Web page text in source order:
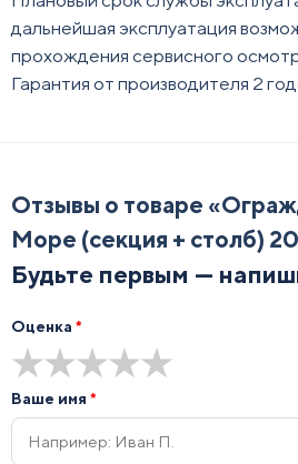
дальнейшая эксплуатация
прохождения сервисного
Гарантия от производителя 2
Отзывы о товаре «
Море (секция + столб)
Будьте первым —
Оценка *
★
★
★
★
★
Ваше имя *